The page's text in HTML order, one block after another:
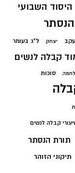
היסוד השבועי
יצחק ל"ג בעומר
קבלה לנשים
סוכות
קבלה לנשים
תורת הנסתר
תיקוני הזוהר